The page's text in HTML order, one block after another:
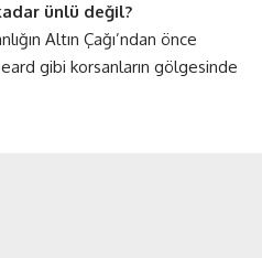
ünlü değil?
Altın Çağı’ndan önce
gibi korsanların gölgesinde